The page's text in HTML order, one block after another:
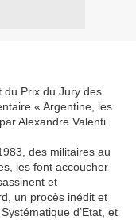
du Prix du Jury des
« Argentine, les
Alexandre Valenti.
des militaires au
les font accoucher
et
un procès inédit et
d’Etat, et